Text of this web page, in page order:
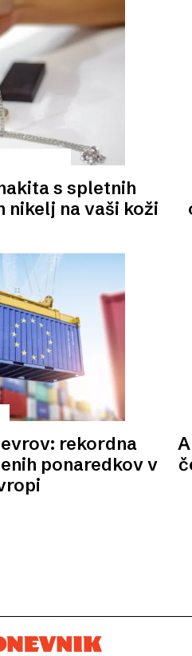
s spletnih
nikelj na vaši koži
rekordna
ponaredkov v